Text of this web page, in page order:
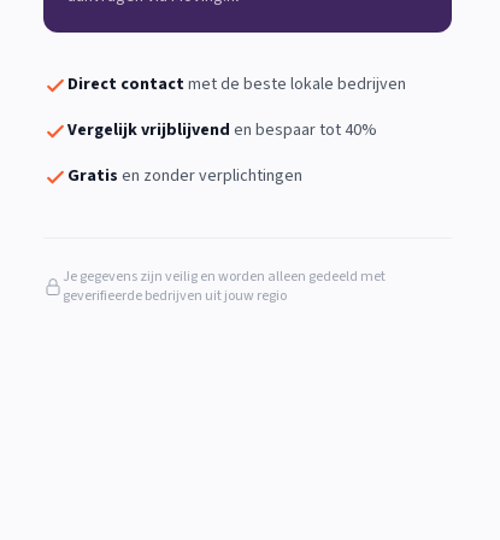
Direct contactmet de beste lokale bedrijven
Vergelijk vrijblijvend en bespaar tot 40%
Gratis en zonder verplichtingen
Je gegevens zijn veilig en worden alleen gedeeld met
geverifieerde bedrijven uit jouw regio